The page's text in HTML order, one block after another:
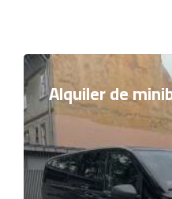
Alquiler de